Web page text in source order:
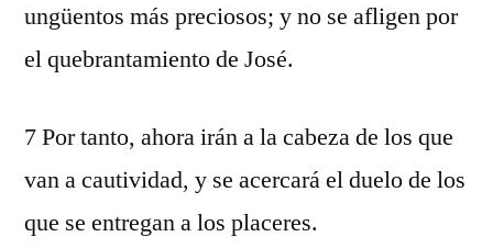
ungüentos más preciosos; y no se afligen por
el quebrantamiento de José.
7 Por tanto, ahora irán a la cabeza de los que
van a cautividad, y se acercará el duelo de los
que se entregan a los placeres.